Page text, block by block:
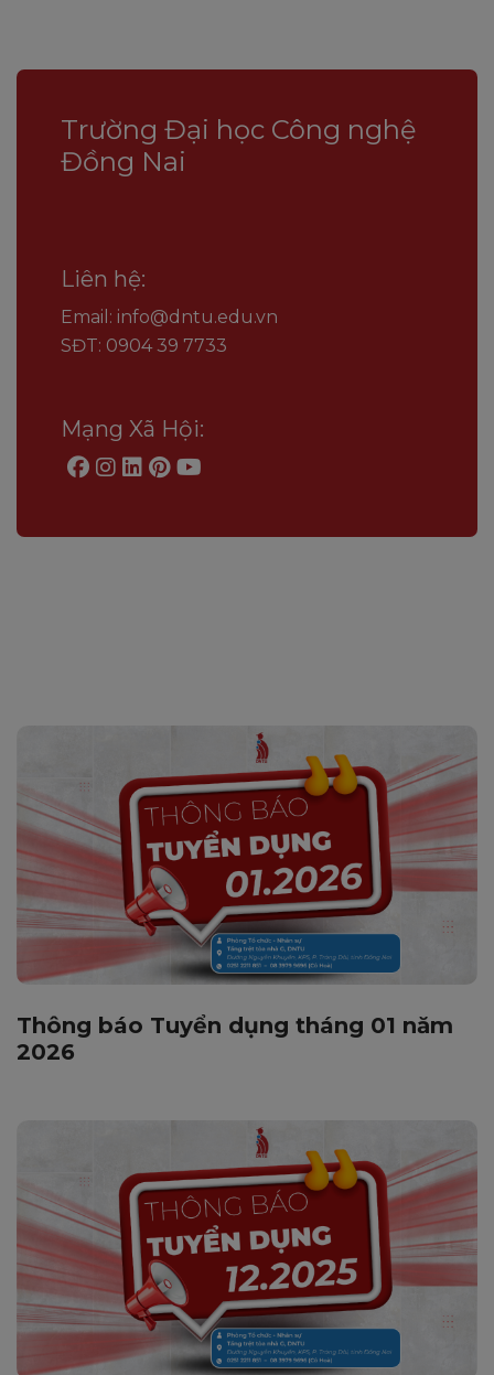
Trường Đại học Công nghệ
Đồng Nai
Liên hệ:
Email: info@dntu.edu.vn
SĐT: 0904 39 7733
Mạng Xã Hội:
Thông báo Tuyển dụng tháng 01 năm
2026